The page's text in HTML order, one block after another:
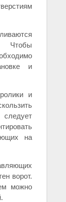
Чтобы
и
и
на
ворот.
можно